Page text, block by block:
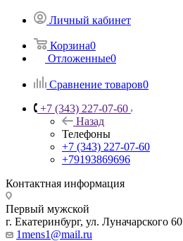
Личный кабинет
Корзина0
Отложенные0
Сравнение товаров0
+7 (343) 227-07-60
Назад
Телефоны
+7 (343) 227-07-60
+79193869696
Контактная информация
Первый мужской
г. Екатеринбург, ул. Луначарского 60
1mens1@mail.ru